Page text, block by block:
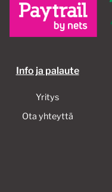
Info ja palaute
Yritys
Ota yhteyttä